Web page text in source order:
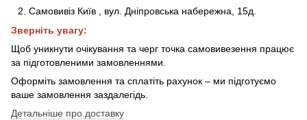
Самовивіз Київ
вул. Дніпровська набережна , 15д
Зверніть увагу:
Щоб уникнути очікування та черг точка самовивезення працює
за підготовленими замовленнями.
Оформіть замовлення та сплатіть рахунок – ми підготуємо
ваше замовлення заздалегідь.
Детальніше про доставку